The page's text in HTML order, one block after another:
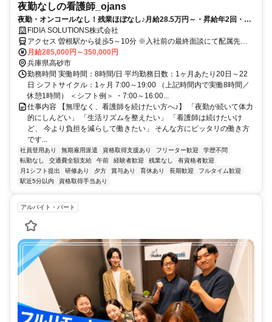
夜勤なしの看護師_ojans
夜勤・オンコールなし！残業ほぼなし♪月給28.5万円～・昇給年2回・賞
与年2回★初年度は賞与年3回★
FIDIA SOLUTIONS株式会社
アクセス 曽根駅から徒歩5～10分 ※入社前の最終面談にて配属先を
決定致します。
月給285,000円～350,000円
兵庫県高砂市
勤務時間 実働時間：8時間/日 平均勤務日数：1ヶ月あたり20日～22
日 シフトサイクル：1ヶ月 7:00～19:00 （上記時間内で実働8時間／
休憩1時間） ＜シフト例＞ ・7:00～16:00...
仕事内容 【無理なく、看護師を続けたい方へ♪】 「夜勤が続いて体力
的にしんどい」 「生活リズムを整えたい」 「看護師は続けたいけ
ど、 今より負担を減らして働きたい」 そんな方にピッタリの働き方
です...
社員登用あり 無期雇用派遣 資格取得支援あり フリーター歓迎
学歴不問
転勤なし
交通費全額支給 午前 経験者歓迎 残業なし
有資格者歓迎
月1シフト提出
研修あり 夕方 賞与あり 育休あり 長期歓迎
フルタイム歓迎
駅近5分以内
資格取得手当あり
アルバイト・パート